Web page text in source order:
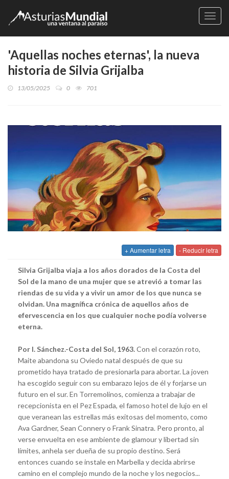
'Aquellas noches eternas', la nueva
historia de Silvia Grijalba
13/05/2025 0 701
+ Aumentar letra - Reducir letra
Silvia Grijalba viaja a los años dorados de la Costa del
Sol de la mano de una mujer que se atrevió a tomar las
riendas de su vida y a vivir un amor de los que nunca se
olvidan. Una magnífica crónica de aquellos años de
efervescencia en los que cualquier noche podía volverse
eterna.
Por I. Sánchez.-Costa del Sol, 1963.Con el corazón roto,
Maite abandona su Oviedo natal después de que su
prometido haya tratado de presionarla para abortar. La joven
ha escogido seguir con su embarazo lejos de él y forjarse un
futuro en el sur. En Torremolinos, comienza a trabajar de
recepcionista en el Pez Espada, el famoso hotel de lujo en el
que veranean las estrellas más exitosas del momento, como
Ava Gardner, Sean Connery o Frank Sinatra. Pero pronto, al
verse envuelta en ese ambiente de glamour y libertad sin
límites, anhela ser dueña de su propio destino. Será
entonces cuando se instale en Marbella y decida abrirse
camino en el complejo mundo de la noche y los negocios...